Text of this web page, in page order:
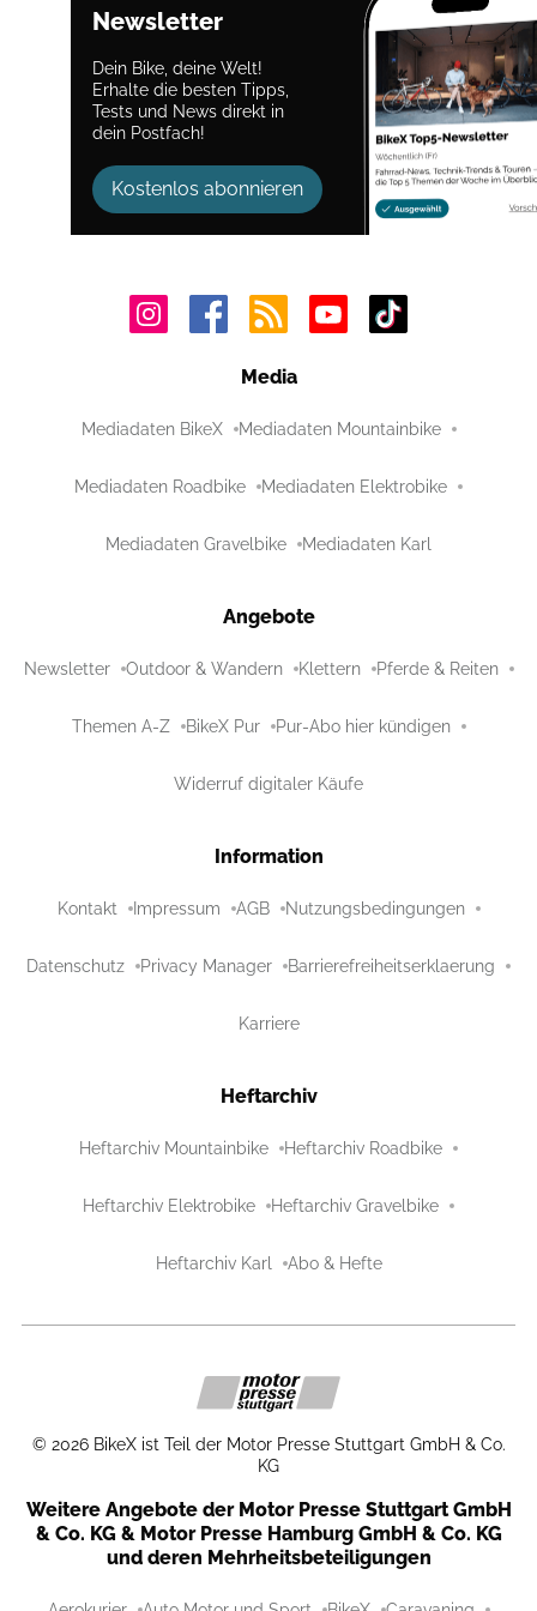
Newsletter
Dein Bike, deine Welt!
Erhalte die besten Tipps,
Tests und News direkt in
dein Postfach!
Kostenlos abonnieren
Media
Mediadaten BikeX Mediadaten Mountainbike
Mediadaten Roadbike Mediadaten Elektrobike
Mediadaten Gravelbike Mediadaten Karl
Angebote
Newsletter Outdoor & Wandern Klettern Pferde & Reiten
Themen A-Z BikeX Pur Pur-Abo hier kündigen
Widerruf digitaler Käufe
Information
Kontakt Impressum AGB Nutzungsbedingungen
Datenschutz Privacy Manager Barrierefreiheitserklaerung
Karriere
Heftarchiv
Heftarchiv Mountainbike Heftarchiv Roadbike
Heftarchiv Elektrobike Heftarchiv Gravelbike
Heftarchiv Karl Abo & Hefte
© 2026 BikeX ist Teil der Motor Presse Stuttgart GmbH & Co.
KG
Weitere Angebote der Motor Presse Stuttgart GmbH
& Co. KG & Motor Presse Hamburg GmbH & Co. KG
und deren Mehrheitsbeteiligungen